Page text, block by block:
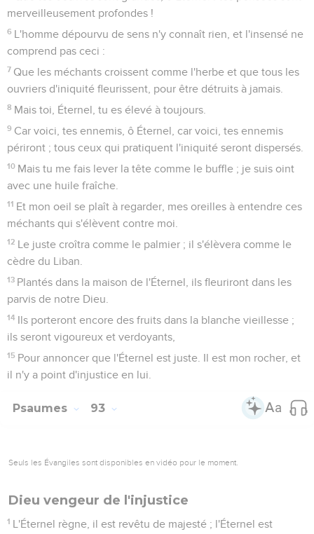
merveilleusement profondes !
6 L'homme dépourvu de sens n'y connaît rien, et l'insensé ne
comprend pas ceci :
7 Que les méchants croissent comme l'herbe et que tous les
ouvriers d'iniquité fleurissent, pour être détruits à jamais.
8 Mais toi, Éternel, tu es élevé à toujours.
9 Car voici, tes ennemis, ô Éternel, car voici, tes ennemis
périront ; tous ceux qui pratiquent l'iniquité seront dispersés.
10 Mais tu me fais lever la tête comme le buffle ; je suis oint
avec une huile fraîche.
11 Et mon oeil se plaît à regarder, mes oreilles à entendre ces
méchants qui s'élèvent contre moi.
12 Le juste croîtra comme le palmier ; il s'élèvera comme le
cèdre du Liban.
13 Plantés dans la maison de l'Éternel, ils fleuriront dans les
parvis de notre Dieu.
14 Ils porteront encore des fruits dans la blanche vieillesse ;
ils seront vigoureux et verdoyants,
15 Pour annoncer que l'Éternel est juste. Il est mon rocher, et
il n'y a point d'injustice en lui.
Psaumes 93
Seuls les Évangiles sont disponibles en vidéo pour le moment.
Dieu vengeur de l'injustice
1 L'Éternel règne, il est revêtu de majesté ; l'Éternel est